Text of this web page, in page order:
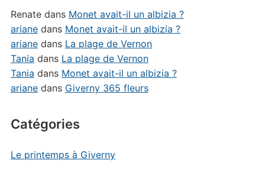
Renatedans Monet avait-il un albizia ?
arianedans Monet avait-il un albizia ?
arianedans La plage de Vernon
Tania dans La plage de Vernon
Tania dans Monet avait-il un albizia ?
arianedans Giverny 365 fleurs
Catégories
Le printemps à Giverny